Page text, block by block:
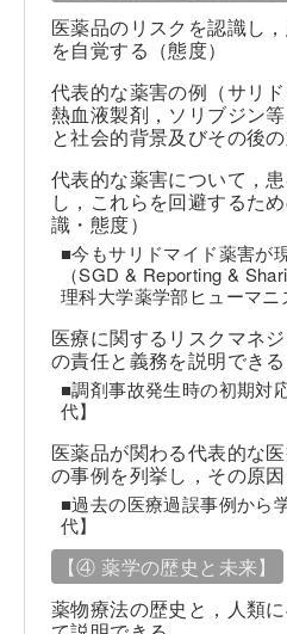
医薬品のリスクを認識し
を自覚する（態度）
代表的な薬害の例（サリ
熱血液製剤，ソリブジン
と社会的背景及びその後
代表的な薬害について，
し，これらを回避するた
識・態度）
■今もサリドマイド薬害が
（SGD & Reporting &
理科大学薬学部ヒューマニ
医療に関するリスクマネ
の責任と義務を説明できる
■調剤事故発生時の初期対
代】
医薬品が関わる代表的な
の事例を列挙し，その原
■過去の医療過誤事例から
代】
【④ 薬学の歴史と未来】
薬物療法の歴史と，人類